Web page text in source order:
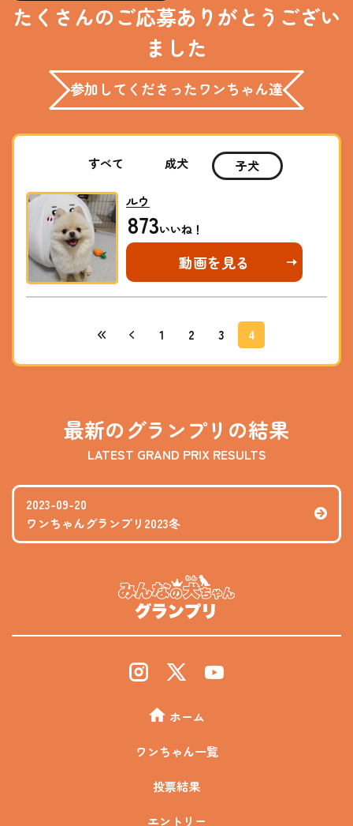
たくさんのご応募ありがとうござい
ました
参加してくださったワンちゃん達
すべて 成犬 子犬
ルウ
873
動画を見る
1 2 3 4
最新のグランプリの結果
LATEST GRAND PRIX RESULTS
2023-09-20
ワンちゃんグランプリ2023冬
ホーム
ワンちゃん一覧
投票結果
エントリー